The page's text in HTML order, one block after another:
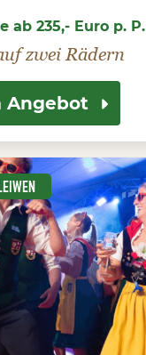
ab 235,- Euro p. P.
zwei Rädern
Angebot